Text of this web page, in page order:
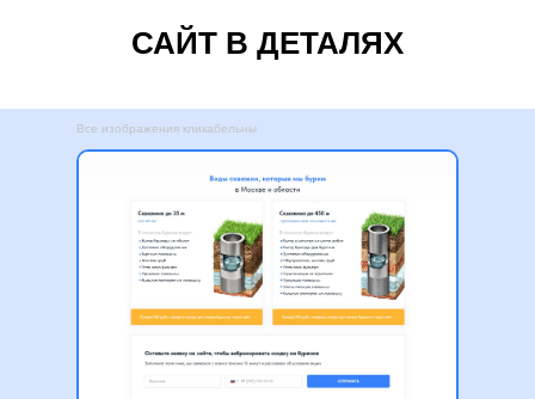
САЙТ В ДЕТАЛЯХ
Все изображения кликабельны